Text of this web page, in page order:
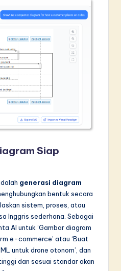
Siap
generasi diagram
bentuk secara
sistem, proses, atau
Inggris sederhana. Sebagai
AI untuk ‘Gambar diagram
e-commerce’ atau ‘Buat
untuk drone otonom’, dan
dan sesuai standar akan